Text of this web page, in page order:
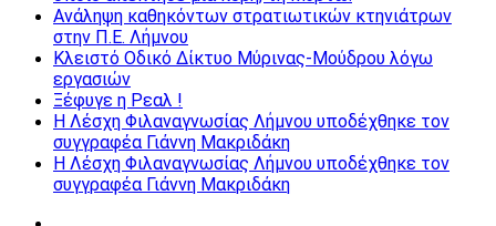
Ανάληψη καθηκόντων στρατιωτικών κτηνιάτρων
στην Π.Ε. Λήμνου
Κλειστό Οδικό Δίκτυο Μύρινας-Μούδρου λόγω
εργασιών
Ξέφυγε η Ρεαλ !
Η Λέσχη Φιλαναγνωσίας Λήμνου υποδέχθηκε τον
συγγραφέα Γιάννη Μακριδάκη
Η Λέσχη Φιλαναγνωσίας Λήμνου υποδέχθηκε τον
συγγραφέα Γιάννη Μακριδάκη